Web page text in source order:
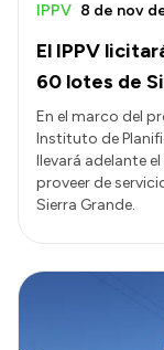
El IPPV
60 lotes de
IPPV 8 de nov
En el marco del
Instituto de
llevará adelante
proveer de
Sierra Grande.